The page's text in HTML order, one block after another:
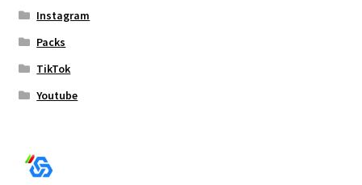
Instagram
Packs
TikTok
Youtube